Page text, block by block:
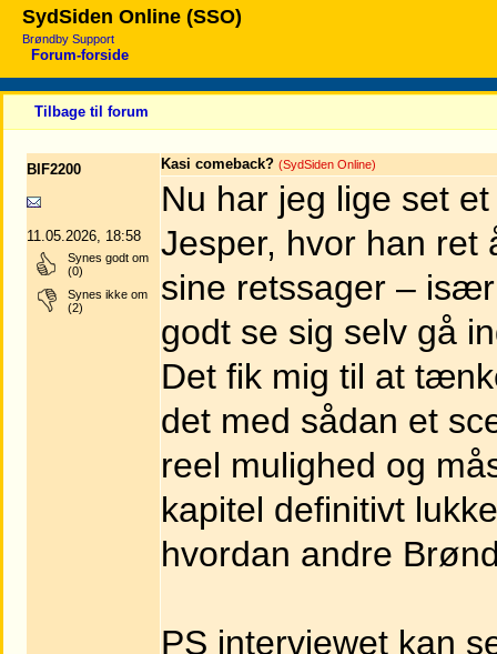
SydSiden Online (SSO)
Brøndby Support
Forum-forside
Tilbage til forum
BIF2200
11.05.2026, 18:58
Synes godt om
(0)
Synes ikke om
(2)
Kasi comeback? (SydSiden Online)
Nu har jeg lige set
Jesper, hvor han ret
sine retssager –
godt se sig selv gå
Det fik mig til at
det med sådan et
reel mulighed og
kapitel definitivt
hvordan andre
PS interviewet kan